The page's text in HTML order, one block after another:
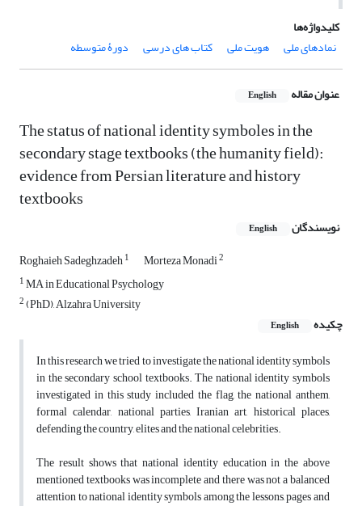
کلیدواژه‌ها
نمادهای ملی
هویت ملی کتاب های درسی دورۀ متوسطه
عنوان مقاله English
The status of national identity symboles in the
secondary stage textbooks (the humanity field):
evidence from Persian literature and history
textbooks
نویسندگان English
Roghaieh Sadeghzadeh1 Morteza Monadi2
1MA in Educational Psychology
2(PhD), Alzahra University
چکیده
English
In this research we tried to investigate the national identity symbols
in the secondary school textbooks. The national identity symbols
investigated in this study included the flag, the national anthem,
formal calendar, national parties, Iranian art, historical places,
defending the country, elites and the national celebrities.
The result shows that national identity education in the above
mentioned textbooks was incomplete and there was not a balanced
attention to national identity symbols among the lessons, pages and